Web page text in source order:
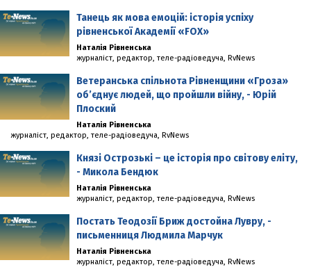
Танець як мова емоцій: історія успіху
рівненської Академії «FOX»
Наталія Рівненська
журналіст, редактор, теле-радіоведуча, RvNews
Ветеранська спільнота Рівненщини «Гроза»
об’єднує людей, що пройшли війну, - Юрій
Плоский
Наталія Рівненська
журналіст, редактор, теле-радіоведуча, RvNews
Князі Острозькі – це історія про світову еліту,
- Микола Бендюк
Наталія Рівненська
журналіст, редактор, теле-радіоведуча, RvNews
Постать Теодозії Бриж достойна Лувру, -
письменниця Людмила Марчук
Наталія Рівненська
журналіст, редактор, теле-радіоведуча, RvNews